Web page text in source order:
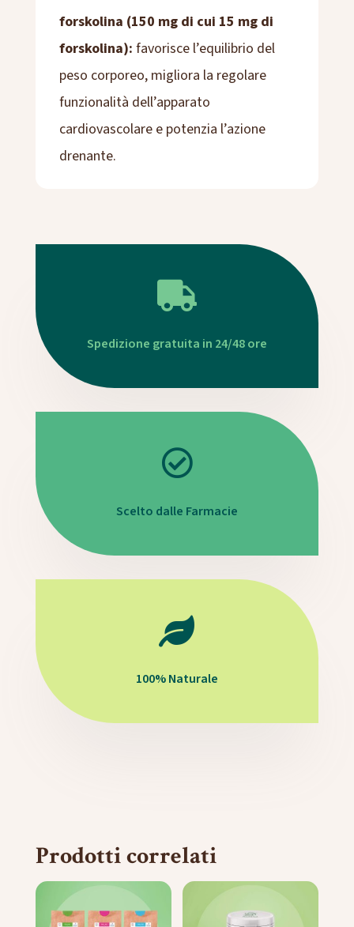
forskolina (150 mg di cui 15 mg di
forskolina): favorisce l’equilibrio del
peso corporeo, migliora la regolare
funzionalità dell’apparato
cardiovascolare e potenzia l’azione
drenante.

Spedizione gratuita in 24/48 ore

Scelto dalle Farmacie

100% Naturale
Prodotti correlati